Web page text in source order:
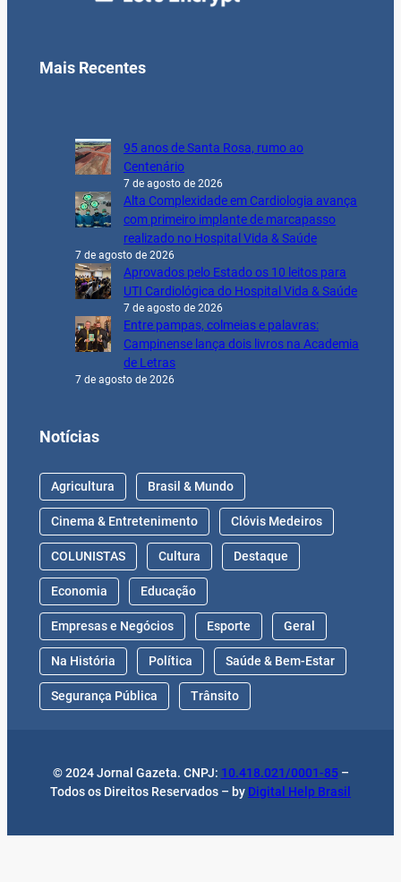
Mais Recentes
95 anos de Santa Rosa, rumo ao
Centenário
7 de agosto de 2026
Alta Complexidade em Cardiologia avança
com primeiro implante de marcapasso
realizado no Hospital Vida & Saúde
7 de agosto de 2026
Aprovados pelo Estado os 10 leitos para
UTI Cardiológica do Hospital Vida & Saúde
7 de agosto de 2026
Entre pampas, colmeias e palavras:
Campinense lança dois livros na Academia
de Letras
7 de agosto de 2026
Notícias
Agricultura Brasil & Mundo
Cinema & Entretenimento Clóvis Medeiros
COLUNISTAS Cultura Destaque
Economia Educação
Empresas e Negócios Esporte Geral
Na História Política Saúde & Bem-Estar
Segurança Pública Trânsito
© 2024 Jornal Gazeta. CNPJ: 10.418.021/0001-85–
Todos os Direitos Reservados – by Digital Help Brasil